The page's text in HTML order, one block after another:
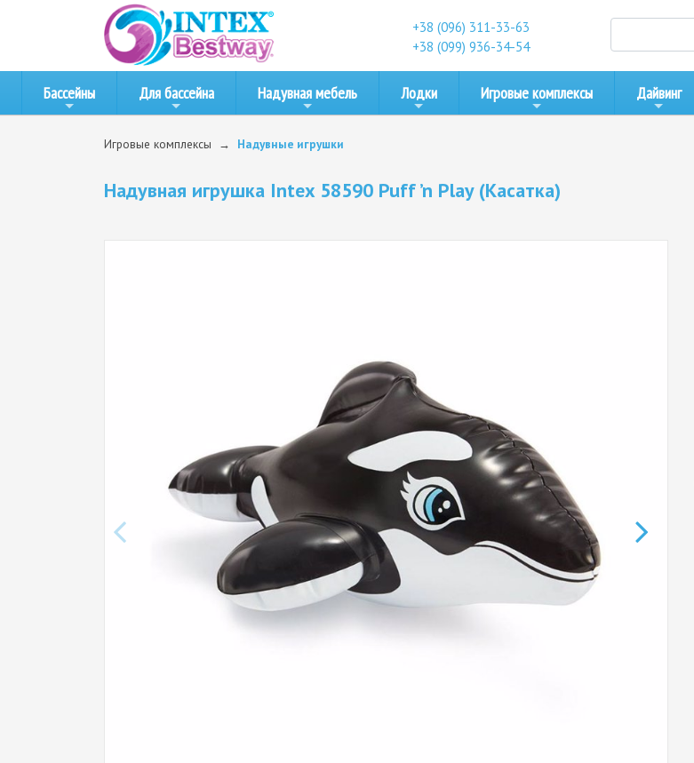
+38 (096) 311-33-63
+38 (099) 936-34-54
Бассейны Для бассейна Надувная мебель Лодки Игровые комплексы Дайвинг
Игровые комплексы Надувные игрушки
Надувная игрушка Intex 58590 Puff ’n Play (Касатка)